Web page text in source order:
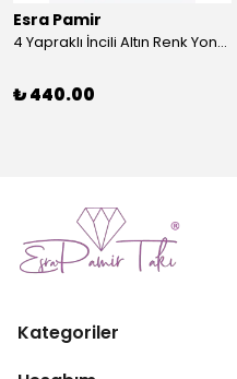
Esra Pamir
4 Yapraklı İncili Altın Renk Yonca Broş
₺ 440.00
Kategoriler